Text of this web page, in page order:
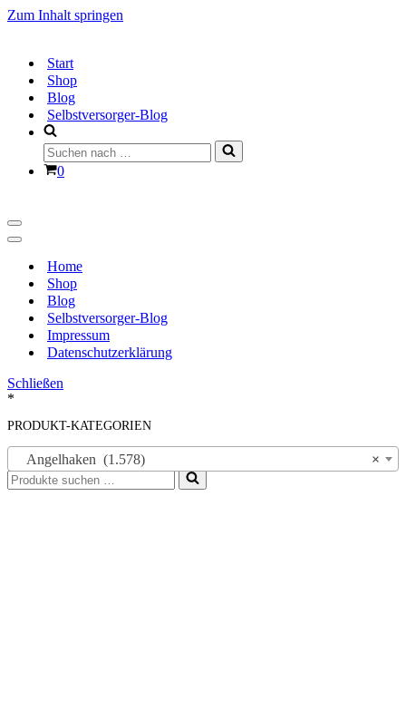
Zum Inhalt springen
Start
Shop
Blog
Selbstversorger-Blog
Suchen
nach …
Warenkorb
0
Navigationsmenü
Navigationsmenü
Home
Shop
Blog
Selbstversorger-Blog
Impressum
Datenschutzerklärung
Schließen
*
PRODUKT-KATEGORIEN
×
Angelhaken (1.578)
Suchen
nach …